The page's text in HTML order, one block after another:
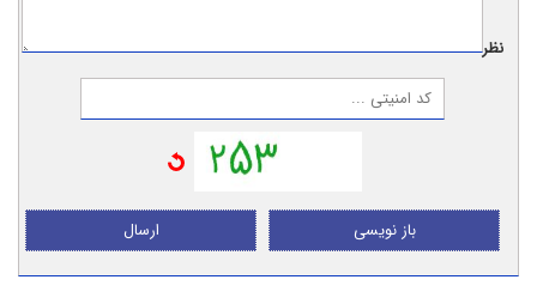
نظر:
ارسال باز نویسی